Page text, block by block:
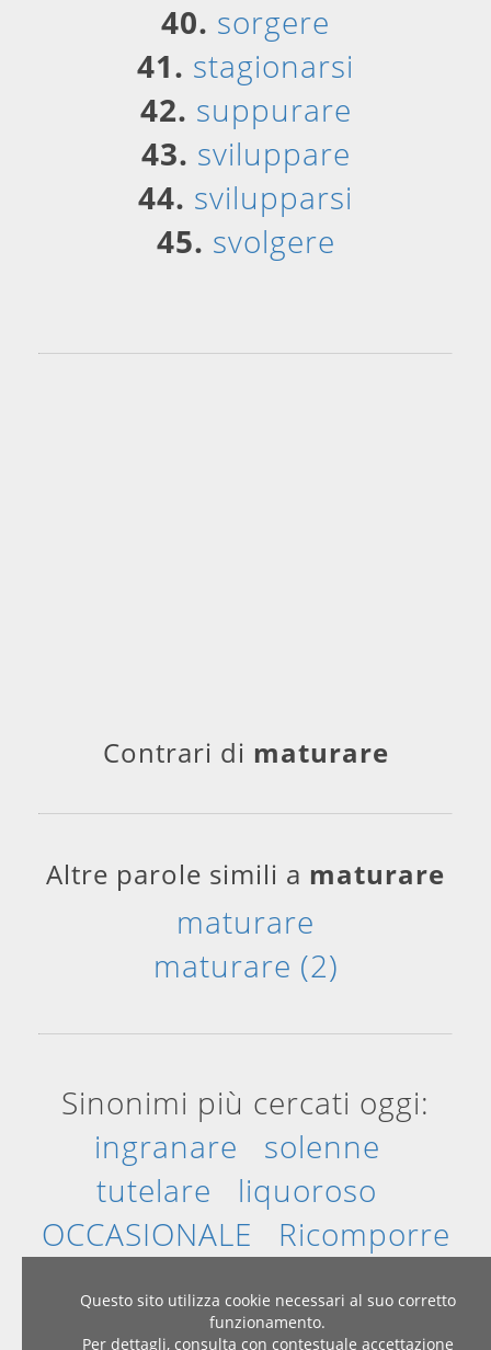
40. sorgere
41. stagionarsi
42. suppurare
43. sviluppare
44. svilupparsi
45. svolgere
Contrari di maturare
Altre parole simili a maturare
maturare
maturare (2)
Sinonimi più cercati oggi:
ingranare
solenne
tutelare
liquoroso
OCCASIONALE
Ricomporre
Home|Privacy & Cookies
Questo sito utilizza cookie necessari al suo corretto
funzionamento.
Per dettagli, consulta con contestuale accettazione